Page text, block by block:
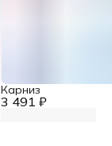
3 491 ₽
Карниз